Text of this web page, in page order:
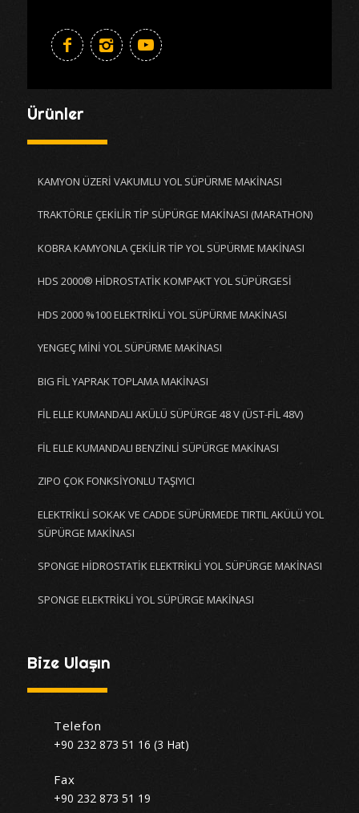
Ürünler
KAMYON ÜZERİ VAKUMLU YOL SÜPÜRME MAKİNASI
TRAKTÖRLE ÇEKİLİR TİP SÜPÜRGE MAKİNASI (MARATHON)
KOBRA KAMYONLA ÇEKİLİR TİP YOL SÜPÜRME MAKİNASI
HDS 2000® HİDROSTATİK KOMPAKT YOL SÜPÜRGESİ
HDS 2000 %100 ELEKTRİKLİ YOL SÜPÜRME MAKİNASI
YENGEÇ MİNİ YOL SÜPÜRME MAKİNASI
BIG FİL YAPRAK TOPLAMA MAKİNASI
FİL ELLE KUMANDALI AKÜLÜ SÜPÜRGE 48 V (ÜST-FİL 48V)
FİL ELLE KUMANDALI BENZİNLİ SÜPÜRGE MAKİNASI
ZIPO ÇOK FONKSİYONLU TAŞIYICI
ELEKTRİKLİ SOKAK VE CADDE SÜPÜRMEDE TIRTIL AKÜLÜ YOL
SÜPÜRGE MAKİNASI
SPONGE HİDROSTATİK ELEKTRİKLİ YOL SÜPÜRGE MAKİNASI
SPONGE ELEKTRİKLİ YOL SÜPÜRGE MAKİNASI
Bize Ulaşın
Telefon
+90 232 873 51 16 (3 Hat)
Fax
+90 232 873 51 19